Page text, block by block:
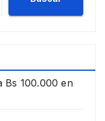
Bs 100.000 en